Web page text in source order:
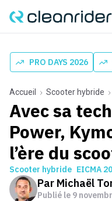
PRO DAYS 2026
Accueil Scooter hybride
Avec sa
Power,
l’ère du
Scooter hybride EICMA
Par Michaël
Publié le 9